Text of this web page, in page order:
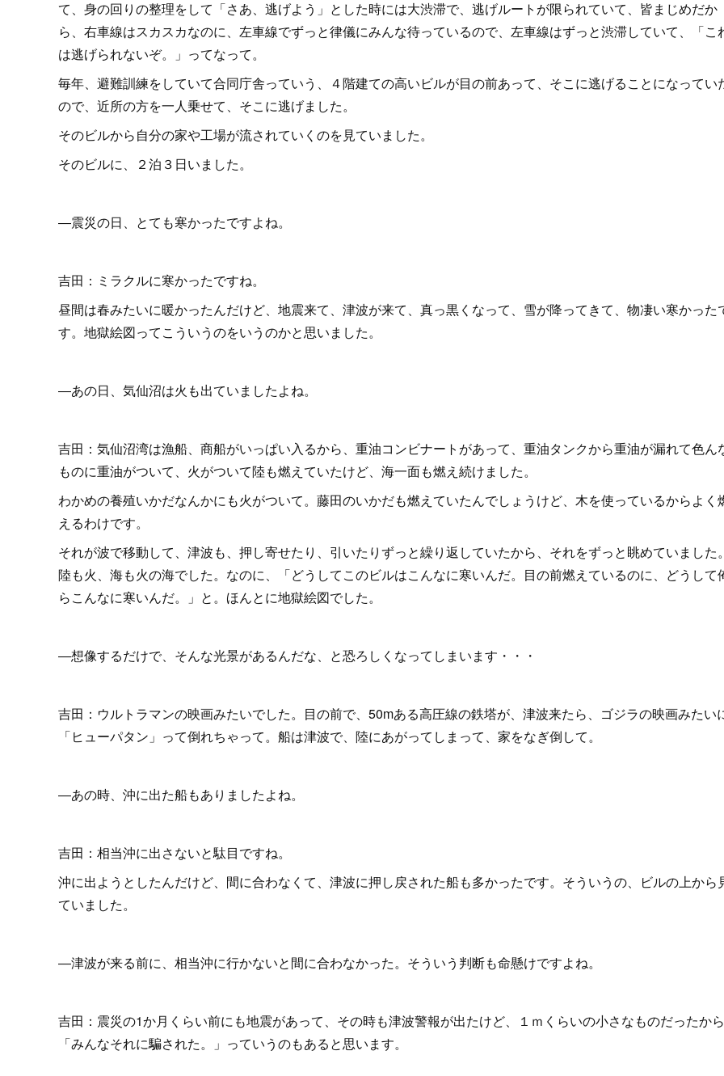
て、身の回りの整理をして「さあ、逃げよう」とした時には大渋滞で、逃げルートが限られていて、皆まじめだか
ら、右車線はスカスカなのに、左車線でずっと律儀にみんな待っているので、左車線はずっと渋滞していて、「こ
は逃げられないぞ。」ってなって。
毎年、避難訓練をしていて合同庁舎っていう、４階建ての高いビルが目の前あって、そこに逃げることになってい
ので、近所の方を一人乗せて、そこに逃げました。
そのビルから自分の家や工場が流されていくのを見ていました。
そのビルに、２泊３日いました。
―震災の日、とても寒かったですよね。
吉田：ミラクルに寒かったですね。
昼間は春みたいに暖かったんだけど、地震来て、津波が来て、真っ黒くなって、雪が降ってきて、物凄い寒かった
す。地獄絵図ってこういうのをいうのかと思いました。
―あの日、気仙沼は火も出ていましたよね。
吉田：気仙沼湾は漁船、商船がいっぱい入るから、重油コンビナートがあって、重油タンクから重油が漏れて色ん
ものに重油がついて、火がついて陸も燃えていたけど、海一面も燃え続けました。
わかめの養殖いかだなんかにも火がついて。藤田のいかだも燃えていたんでしょうけど、木を使っているからよく
えるわけです。
それが波で移動して、津波も、押し寄せたり、引いたりずっと繰り返していたから、それをずっと眺めていました
陸も火、海も火の海でした。なのに、「どうしてこのビルはこんなに寒いんだ。目の前燃えているのに、どうして
らこんなに寒いんだ。」と。ほんとに地獄絵図でした。
―想像するだけで、そんな光景があるんだな、と恐ろしくなってしまいます・・・
吉田：ウルトラマンの映画みたいでした。目の前で、50mある高圧線の鉄塔が、津波来たら、ゴジラの映画みたい
「ヒューパタン」って倒れちゃって。船は津波で、陸にあがってしまって、家をなぎ倒して。
―あの時、沖に出た船もありましたよね。
吉田：相当沖に出さないと駄目ですね。
沖に出ようとしたんだけど、間に合わなくて、津波に押し戻された船も多かったです。そういうの、ビルの上から
ていました。
―津波が来る前に、相当沖に行かないと間に合わなかった。そういう判断も命懸けですよね。
吉田：震災の1か月くらい前にも地震があって、その時も津波警報が出たけど、１ｍくらいの小さなものだったから
「みんなそれに騙された。」っていうのもあると思います。